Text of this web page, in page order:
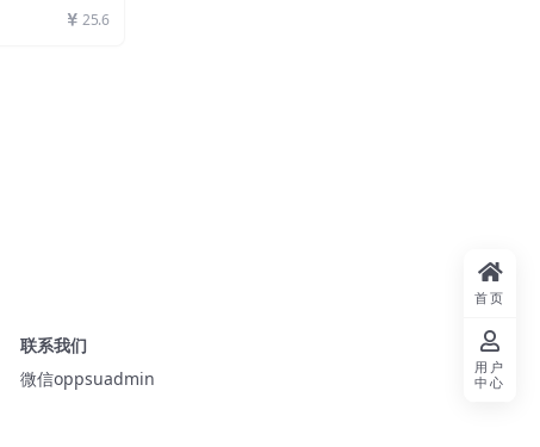
25.6
联系我们
微信oppsuadmin
首页
用户
中心